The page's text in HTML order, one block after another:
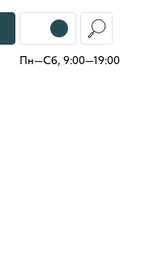
Пн—Сб, 9:00—19:00